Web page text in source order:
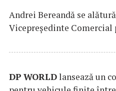
Andrei Bereandă se
Vicepreședinte Comercial
DP WORLDlansează un